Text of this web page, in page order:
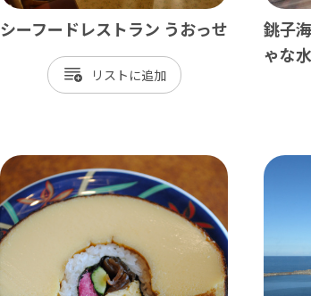
我孫子市
鎌ケ谷市
印西
白井
富里
酒々
多古
シーフードレストラン うおっせ
リスト
銚子
ゃな